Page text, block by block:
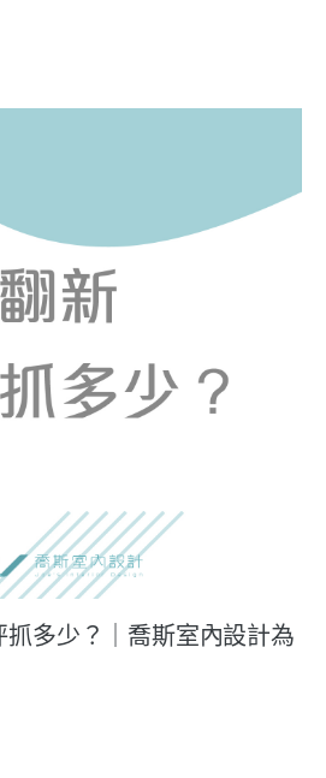
多少？｜喬斯室內設計為